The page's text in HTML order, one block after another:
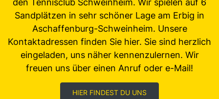
den Tennisclub Schweinheim. Wir spielen auf 6
Sandplätzen in sehr schöner Lage am Erbig in
Aschaffenburg-Schweinheim. Unsere
Kontaktadressen finden Sie hier. Sie sind herzlich
eingeladen, uns näher kennenzulernen. Wir
freuen uns über einen Anruf oder e-Mail!
HIER FINDEST DU UNS